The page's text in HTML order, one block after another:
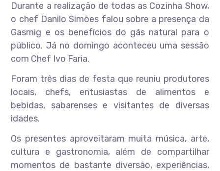
Durante a realização de todas as Cozinha Show,
o chef Danilo Simões falou sobre a presença da
Gasmig e os benefícios do gás natural para o
público. Já no domingo aconteceu uma sessão
com Chef Ivo Faria.
Foram três dias de festa que reuniu produtores
locais, chefs, entusiastas de alimentos e
bebidas, sabarenses e visitantes de diversas
idades.
Os presentes aproveitaram muita música, arte,
cultura e gastronomia, além de compartilhar
momentos de bastante diversão, experiências,